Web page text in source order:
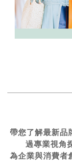
帶您了解最新品
過專業視角
為企業與消費者